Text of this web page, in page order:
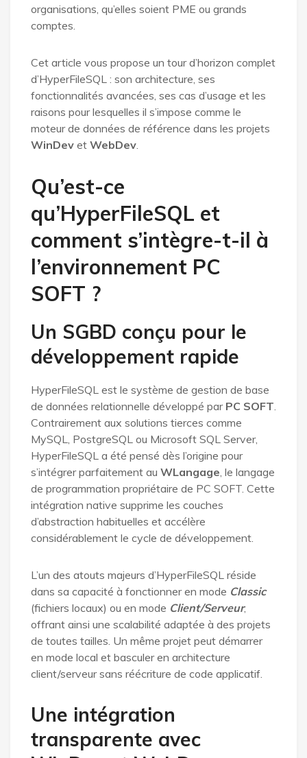
organisations, qu’elles soient PME ou grands
comptes.
Cet article vous propose un tour d’horizon complet
d’HyperFileSQL : son architecture, ses
fonctionnalités avancées, ses cas d’usage et les
raisons pour lesquelles il s’impose comme le
moteur de données de référence dans les projets
WinDev et WebDev
Qu’est-ce
qu’HyperFileSQL et
comment s’intègre-t-il à
l’environnement PC
SOFT ?
Un SGBD conçu pour le
développement rapide
HyperFileSQL est le système de gestion de base
de données relationnelle développé par PC SOFT
Contrairement aux solutions tierces comme
MySQL, PostgreSQL ou Microsoft SQL Server,
HyperFileSQL a été pensé dès l’origine pour
s’intégrer parfaitement au WLangage , le langage
de programmation propriétaire de PC SOFT. Cette
intégration native supprime les couches
d’abstraction habituelles et accélère
considérablement le cycle de développement.
L’un des atouts majeurs d’HyperFileSQL réside
dans sa capacité à fonctionner en mode Classic
(fichiers locaux) ou en mode Client/Serveur,
offrant ainsi une scalabilité adaptée à des projets
de toutes tailles. Un même projet peut démarrer
en mode local et basculer en architecture
client/serveur sans réécriture de code applicatif.
Une intégration
transparente avec